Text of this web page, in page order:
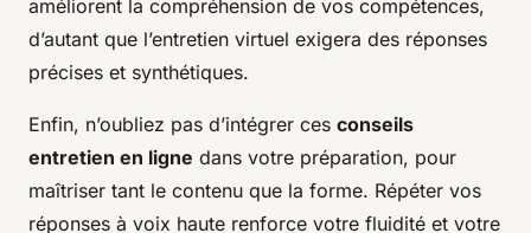
améliorent la compréhension de vos compétences,
d’autant que l’entretien virtuel exigera des réponses
précises et synthétiques.
Enfin, n’oubliez pas d’intégrer ces conseils
entretien en ligne dans votre préparation, pour
maîtriser tant le contenu que la forme. Répéter vos
réponses à voix haute renforce votre fluidité et votre